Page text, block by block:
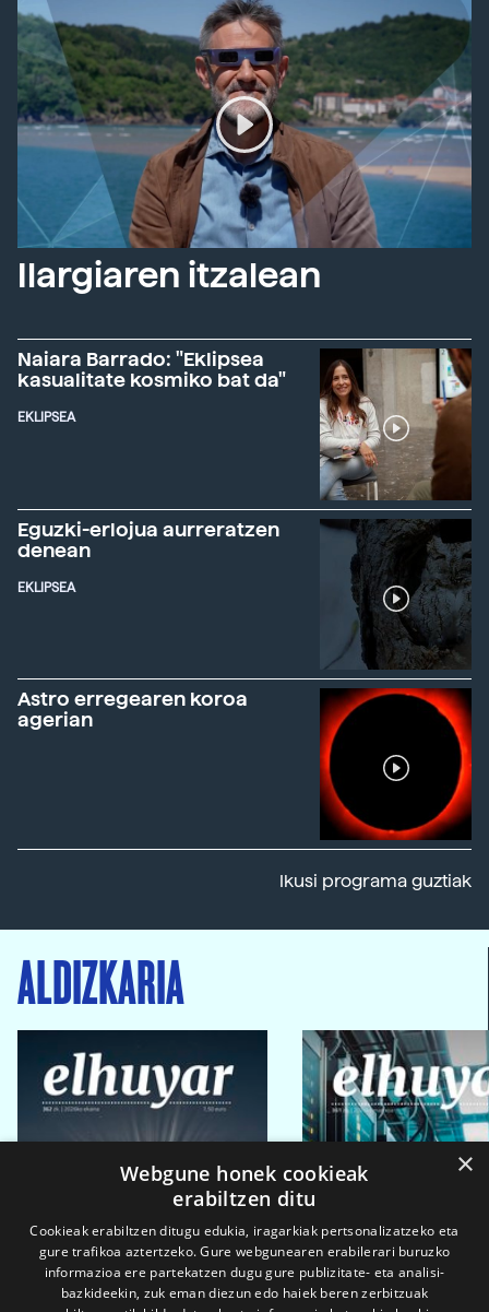
Ilargiaren itzalean
Naiara Barrado: "Eklipsea
kasualitate kosmiko bat da"
EKLIPSEA
Eguzki-erlojua aurreratzen
denean
EKLIPSEA
Astro erregearen koroa
agerian
Ikusi programa guztiak
ALDIZKARIA
×
Webgune honek cookieak
erabiltzen ditu
Cookieak erabiltzen ditugu edukia, iragarkiak pertsonalizatzeko eta
gure trafikoa aztertzeko. Gure webgunearen erabilerari buruzko
informazioa ere partekatzen dugu gure publizitate- eta analisi-
bazkideekin, zuk eman diezun edo haiek beren zerbitzuak